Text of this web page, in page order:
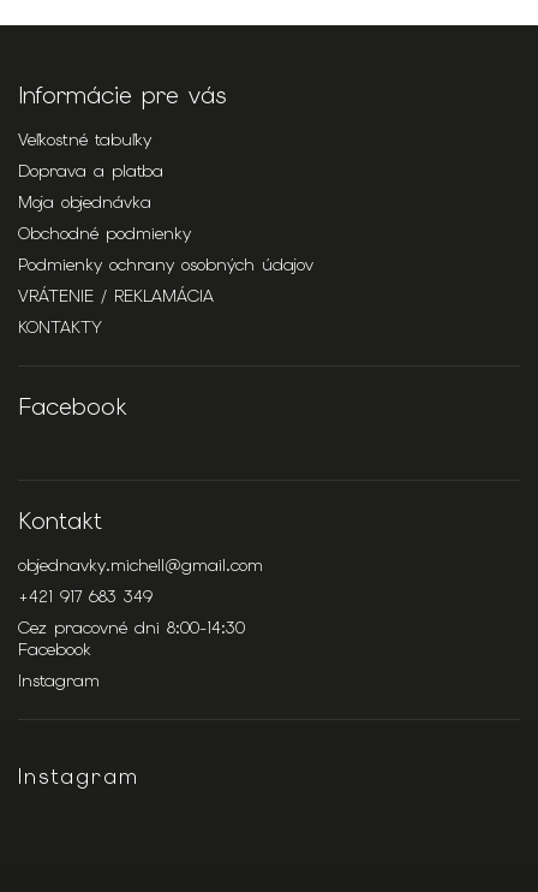
Informácie pre vás
Veľkostné tabuľky
Doprava a platba
Moja objednávka
Obchodné podmienky
Podmienky ochrany osobných údajov
VRÁTENIE / REKLAMÁCIA
KONTAKTY
Facebook
Kontakt
objednavky.michell@gmail.com
+421 917 683 349
Cez pracovné dni 8:00-14:30
Facebook
Instagram
Instagram